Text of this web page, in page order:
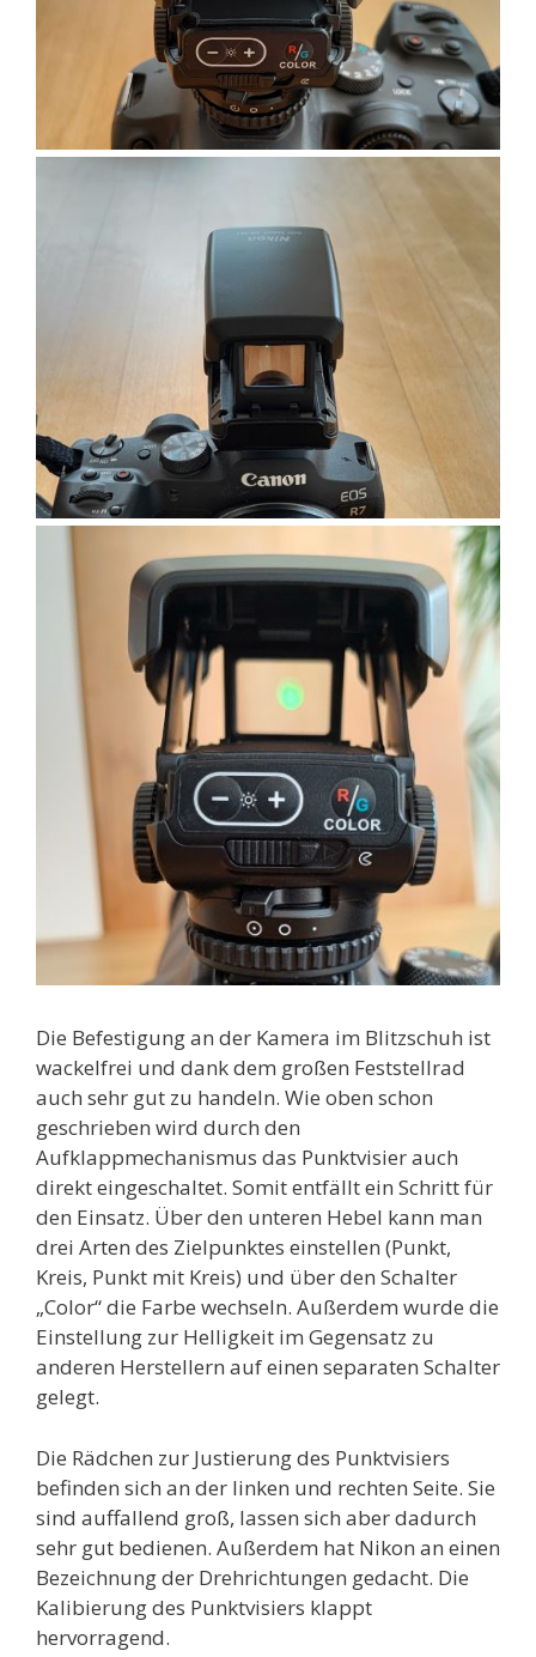
Die Befestigung an der Kamera im Blitzschuh ist
wackelfrei und dank dem großen Feststellrad
auch sehr gut zu handeln. Wie oben schon
geschrieben wird durch den
Aufklappmechanismus das Punktvisier auch
direkt eingeschaltet. Somit entfällt ein Schritt für
den Einsatz. Über den unteren Hebel kann man
drei Arten des Zielpunktes einstellen (Punkt,
Kreis, Punkt mit Kreis) und über den Schalter
„Color“ die Farbe wechseln. Außerdem wurde die
Einstellung zur Helligkeit im Gegensatz zu
anderen Herstellern auf einen separaten Schalter
gelegt.
Die Rädchen zur Justierung des Punktvisiers
befinden sich an der linken und rechten Seite. Sie
sind auffallend groß, lassen sich aber dadurch
sehr gut bedienen. Außerdem hat Nikon an einen
Bezeichnung der Drehrichtungen gedacht. Die
Kalibierung des Punktvisiers klappt
hervorragend.